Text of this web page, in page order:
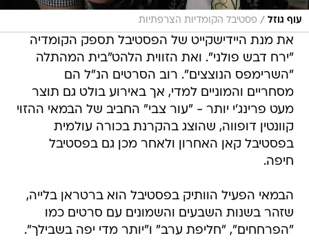
עוף גוזל / פסטיבל הקומדיות הצרפתיות
את מנת היידישקייט של הפסטיבל תספק הקומדיה
"ירח דבש פולני". ואת הזווית הלהט"בית המהתלה
"השרימפס הנוצצים". רוב הסרטים הנ"ל הם
מסחריים והמוניים למדי, אך באירוע בולט גם תוצר
מעט פרינג'י יותר - "עור צבי" החביב של הבמאי ההזוי
קוונטין דופווה, שהוצג בהקרנת בכורה עולמית
בפסטיבל קאן האחרון ולאחר מכן גם בפסטיבל
חיפה.
הבמאי הפעיל הוותיק בפסטיבל הוא ברטראן בלייה,
שזהר בשנות השבעים והשמונים עם סרטים כמו
"הפרחחים", "חליפת ערב" ו"יותר מדי יפה בשבילך".